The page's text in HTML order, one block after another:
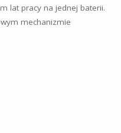
lat pracy na jednej baterii.
mechanizmie